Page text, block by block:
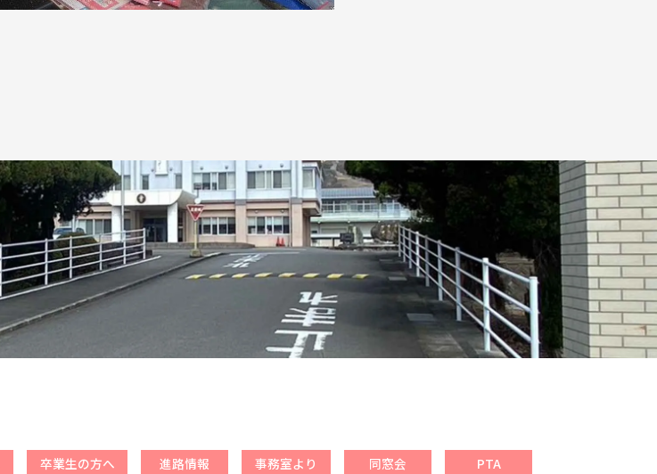
卒業生の方へ 進路情報 事務室より 同窓会 PTA